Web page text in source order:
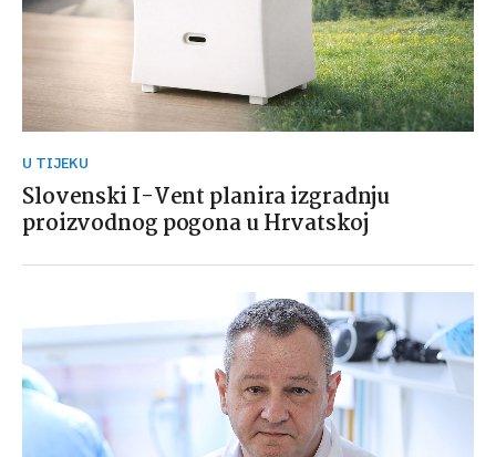
U TIJEKU
Slovenski I-Vent planira izgradnju
proizvodnog pogona u Hrvatskoj